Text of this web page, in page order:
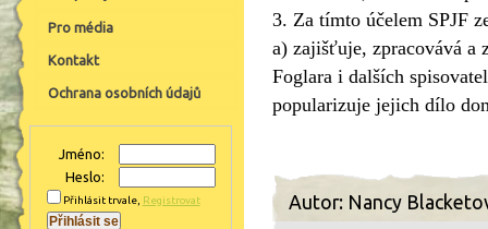
3. Za tímto účelem SPJF
a) zajišťuje, zpracovává a
Foglara i dalších
popularizuje jejich dílo
Autor: Nancy
Pro média
Kontakt
Ochrana osobních údajů
Jméno:
Heslo:
Přihlásit trvale, Registrovat